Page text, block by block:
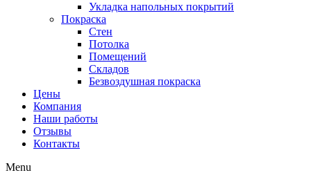
Укладка напольных покрытий
Покраска
Стен
Потолка
Помещений
Складов
Безвоздушная покраска
Цены
Компания
Наши работы
Отзывы
Контакты
Menu